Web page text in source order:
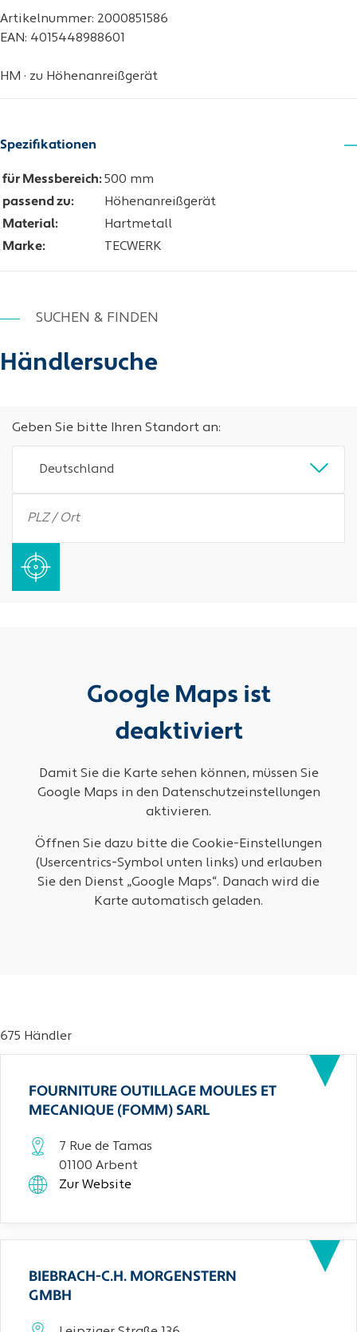
Artikelnummer: 2000851586
EAN: 4015448988601
HM · zu Höhenanreißgerät
Spezifikationen
für Messbereich: 500 mm
passend zu:
Höhenanreißgerät
Material:
Hartmetall
Marke:
TECWERK
SUCHEN & FINDEN
Händlersuche
Geben Sie bitte Ihren Standort an:
Deutschland
Google Maps ist
deaktiviert
Damit Sie die Karte sehen können, müssen Sie
Google Maps in den Datenschutzeinstellungen
aktivieren.
Öffnen Sie dazu bitte die Cookie-Einstellungen
(Usercentrics-Symbol unten links) und erlauben
Sie den Dienst „Google Maps“. Danach wird die
Karte automatisch geladen.
675 Händler
FOURNITURE OUTILLAGE MOULES ET
MECANIQUE (FOMM) SARL
7 Rue de Tamas
01100 Arbent
Zur Website
BIEBRACH-C.H. MORGENSTERN
GMBH